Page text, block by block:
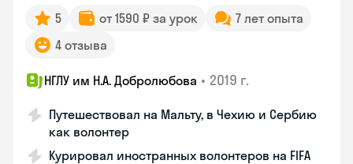
5 от 1590 ₽ за урок
7 лет опыта
4 отзыва
НГЛУ им Н.А. Добролюбова • 2019 г.
Путешествовал на Мальту, в Чехию и Сербию
как волонтер
Курировал иностранных волонтеров на FIFA